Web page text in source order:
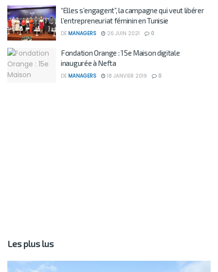
“Elles s’engagent”, la campagne qui veut libérer
l’entrepreneuriat féminin en Tunisie
DE MANAGERS 26 JUIN 2021 0
Fondation Orange : 15e Maison digitale
inaugurée à Nefta
DE MANAGERS 18 JANVIER 2019 0
Les plus lus